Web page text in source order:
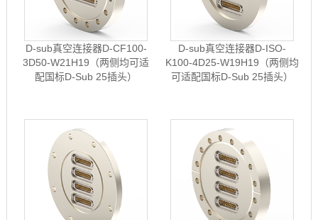
D-sub真空连接器D-CF100-
3D50-W21H19（两侧均可适
配国标D-Sub 25插头）
D-sub真空连接器D-ISO-
K100-4D25-W19H19（两侧均
可适配国标D-Sub 25插头）